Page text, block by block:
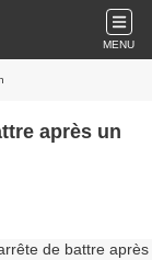
MENU
après un